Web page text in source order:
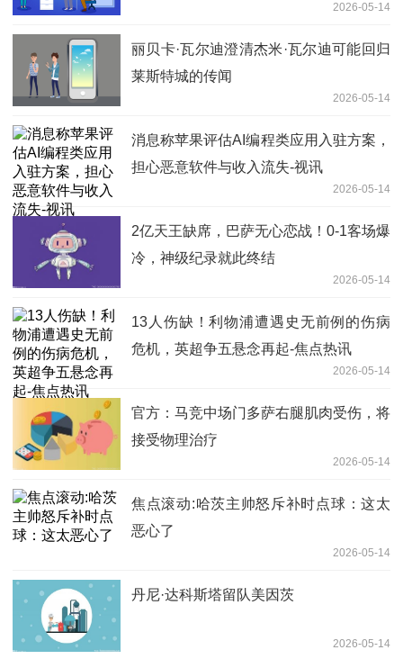
2026-05-14
丽贝卡·瓦尔迪澄清杰米·瓦尔迪可能回归
莱斯特城的传闻
2026-05-14
消息称苹果评估AI编程类应用入驻方案，
担心恶意软件与收入流失-视讯
2026-05-14
2亿天王缺席，巴萨无心恋战！0-1客场爆
冷，神级纪录就此终结
2026-05-14
13人伤缺！利物浦遭遇史无前例的伤病
危机，英超争五悬念再起-焦点热讯
2026-05-14
官方：马竞中场门多萨右腿肌肉受伤，将
接受物理治疗
2026-05-14
焦点滚动:哈茨主帅怒斥补时点球：这太
恶心了
2026-05-14
丹尼·达科斯塔留队美因茨
2026-05-14